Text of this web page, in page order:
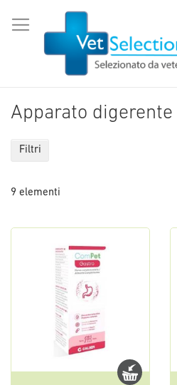
al
contenuto
Apparato digerente
9 elementi
Filtri